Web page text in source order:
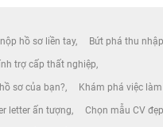
hồ sơ liền tay Bứt phá thu
trợ cấp thất nghiệp
sơ của bạn? Khám phá việc
letter ấn tượng Chọn mẫu CV